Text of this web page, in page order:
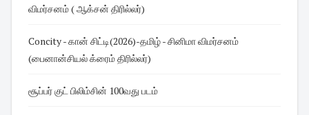
விமர்சனம் ( ஆக்சன் திரில்லர்)
Concity - கான் சிட்டி(2026)-தமிழ் - சினிமா விமர்சனம்
(பைனான்சியல் க்ரைம் திரில்லர்)
சூப்பர் குட் பிலிம்சின் 100வது படம்